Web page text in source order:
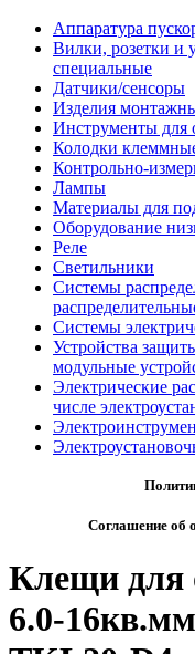
Аппаратура
Вилки, розетки и
специальные
Датчики/сенсоры
Изделия
Инструменты для
Колодки
Контрольно-
Лампы
Материалы для
Оборудование
Реле
Светильники
Системы
Системы
Устройства
модульные
Электрические
числе
Соглашение об
Клещи
6.0-